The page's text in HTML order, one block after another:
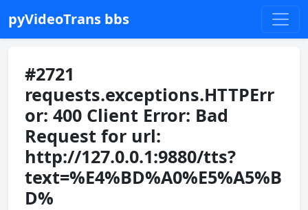
pyVideoTrans bbs
#2721
requests.exceptions.HTTPErr
or: 400 Client Error: Bad
Request for url:
http://127.0.0.1:9880/tts?
text=%E4%BD%A0%E5%A5%B
D%